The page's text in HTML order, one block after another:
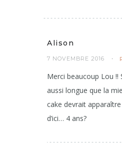
Alison
7 NOVEMBRE 2016
Merci beaucoup Lou
aussi longue que la
cake devrait
d’ici… 4 ans?